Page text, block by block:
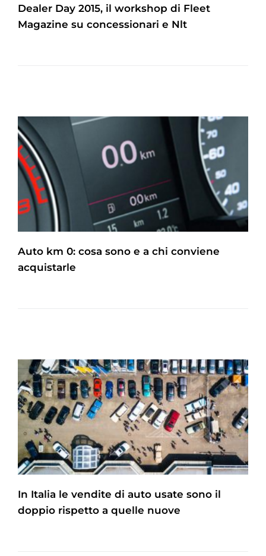
Dealer Day 2015, il workshop di Fleet
Magazine su concessionari e Nlt
Auto km 0: cosa sono e a chi conviene
acquistarle
In Italia le vendite di auto usate sono il
doppio rispetto a quelle nuove